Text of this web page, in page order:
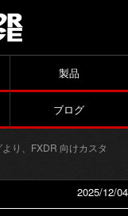
製品
ブログ
り、FXDR 向けカスタ
2025/12/04